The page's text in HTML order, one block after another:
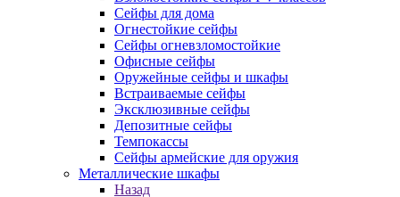
Сейфы для дома
Огнестойкие сейфы
Сейфы огневзломостойкие
Офисные сейфы
Оружейные сейфы и шкафы
Встраиваемые сейфы
Эксклюзивные сейфы
Депозитные сейфы
Темпокассы
Сейфы армейские для оружия
Металлические шкафы
Назад